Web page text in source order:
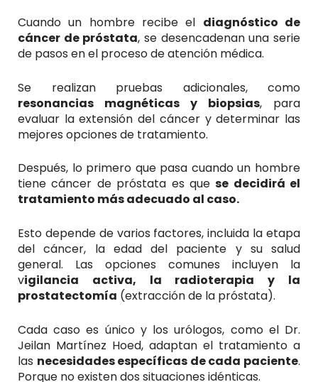
Cuando un hombre recibe el diagnóstico de
cáncer de próstata, se desencadenan una serie
de pasos en el proceso de atención médica.
Se realizan pruebas adicionales, como
resonancias magnéticas y biopsias, para
evaluar la extensión del cáncer y determinar las
mejores opciones de tratamiento.
Después, lo primero que pasa cuando un hombre
tiene cáncer de próstata es quese decidirá el
tratamiento más adecuado al caso.
Esto depende de varios factores, incluida la etapa
del cáncer, la edad del paciente y su salud
general. Las opciones comunes incluyen la
vigilancia activa, la radioterapia y la
prostatectomía (extracción de la próstata).
Cada caso es único y los urólogos, como el Dr.
Jeilan Martínez Hoed, adaptan el tratamiento a
las necesidades específicas de cada paciente.
Porque no existen dos situaciones idénticas.